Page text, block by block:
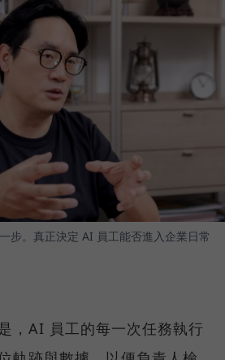
步。真正決定 AI 員工能否進入企業日常
，AI 員工的每一次任務執行